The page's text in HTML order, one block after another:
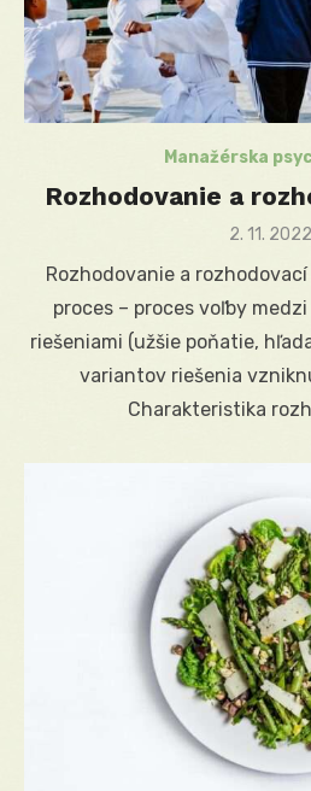
Manažérska
Rozhodovanie a
Posted
2. 11. 2022
Rozhodovanie a
proces – proces voľby
riešeniami (užšie poňatie,
variantov riešenia
Charakteristika